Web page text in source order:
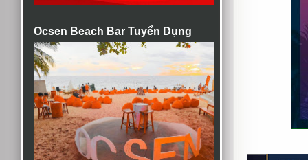
Ocsen Beach Bar Tuyển Dụng